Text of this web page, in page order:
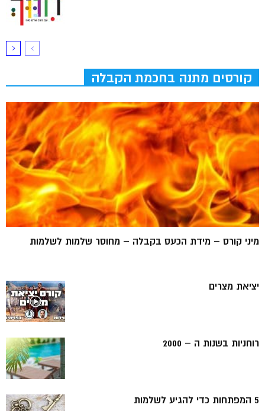
קורסים מתנה בחכמת הקבלה
מיני קורס – מידת הכעס בקבלה – מחוסר שלמות לשלמות
יציאת מצרים
רוחניות בשנות ה – 2000
5 המפתחות כדי להגיע לשלמות